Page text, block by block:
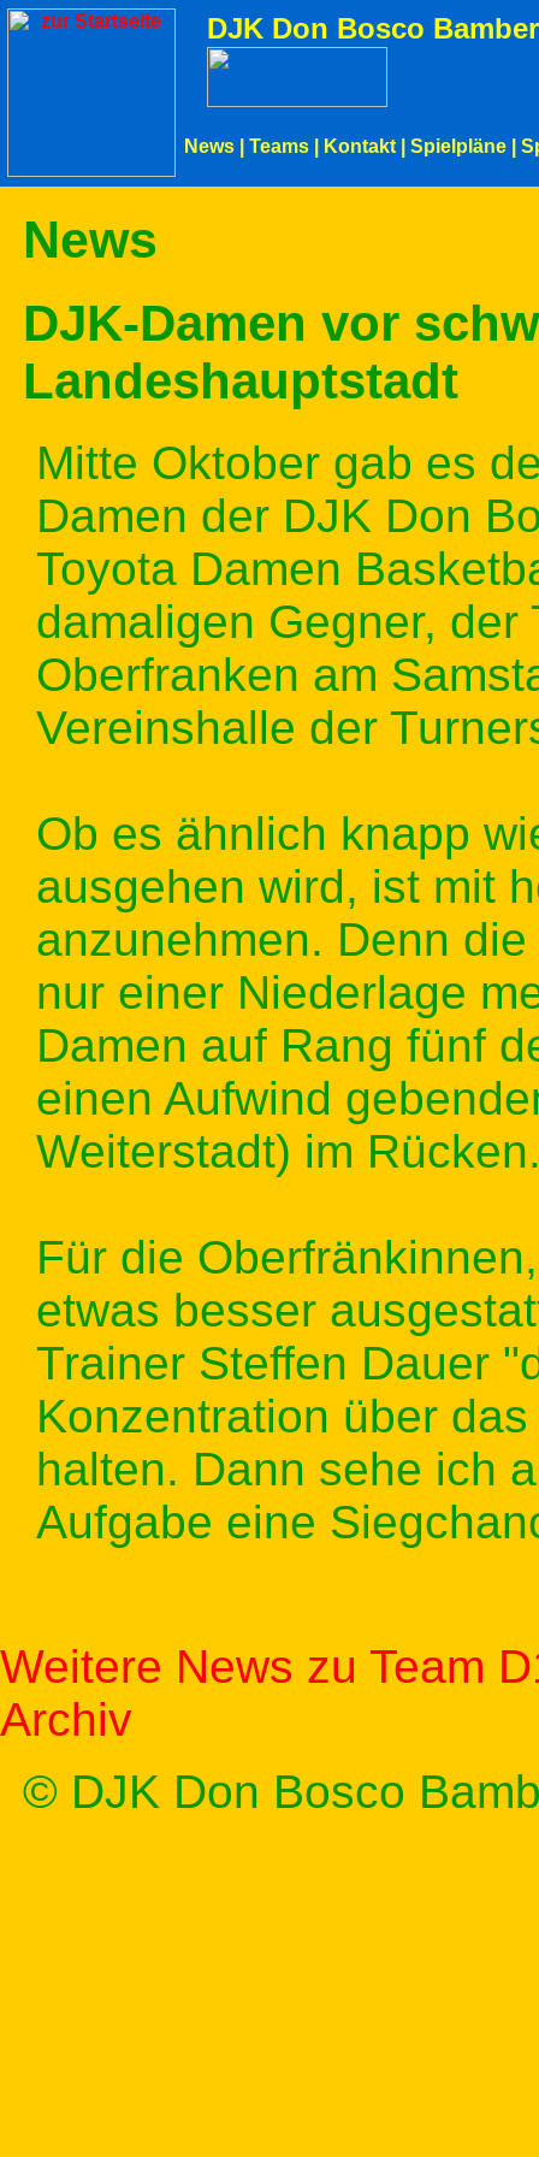
DJK Don Bosco
News Teams Kontakt Spielpläne
News
DJK-Damen vor
Landeshauptstadt
Mitte Oktober gab es
Damen der DJK Don
Toyota Damen
damaligen Gegner,
Oberfranken am
Vereinshalle der
Ob es ähnlich knapp
ausgehen wird, ist mit
anzunehmen. Denn
nur einer Niederlage
Damen auf Rang fünf
einen Aufwind
Weiterstadt) im
Für die
etwas besser
Trainer Steffen Dauer
Konzentration über
halten. Dann sehe ich
Aufgabe eine
Weitere News zu Team
Archiv
© DJK Don Bosco